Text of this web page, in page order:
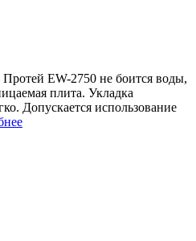
EW-2750 не боится воды,
плита. Укладка
Допускается использование